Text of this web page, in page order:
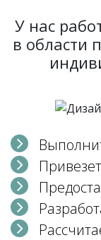
У нас
в области